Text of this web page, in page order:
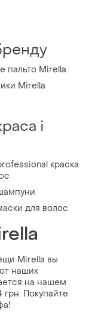
пальто Mirella
Mirella
і
краска
для волос
Mirella вы
наших
на нашем
Покупайте